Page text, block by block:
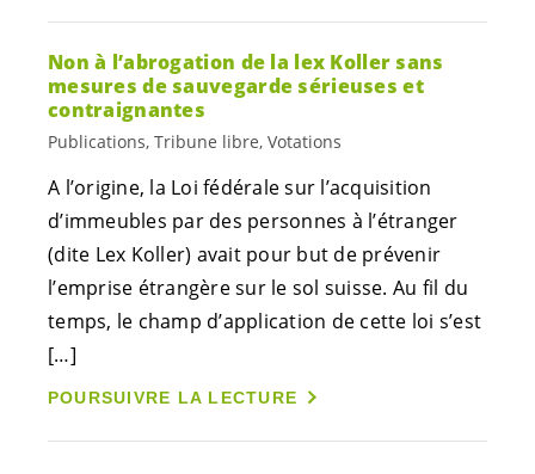
Non à l’abrogation de la lex Koller sans
mesures de sauvegarde sérieuses et
contraignantes
Publications, Tribune libre, Votations
A l’origine, la Loi fédérale sur l’acquisition
d’immeubles par des personnes à l’étranger
(dite Lex Koller) avait pour but de prévenir
l’emprise étrangère sur le sol suisse. Au fil du
temps, le champ d’application de cette loi s’est
[…]
POURSUIVRE LA LECTURE